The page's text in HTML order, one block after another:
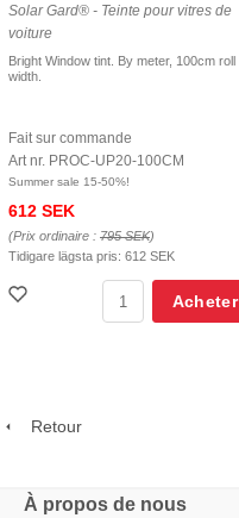
Solar Gard® - Teinte pour vitres de
voiture
Bright Window tint. By meter, 100cm roll
width.
Fait sur commande
Art nr. PROC-UP20-100CM
Summer sale 15-50%!
612 SEK
(Prix ordinaire : 795 SEK)
Tidigare lägsta pris: 612 SEK
Acheter
Retour
À propos de nous